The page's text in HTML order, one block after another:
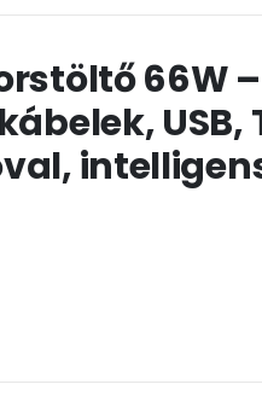
66W –
USB,